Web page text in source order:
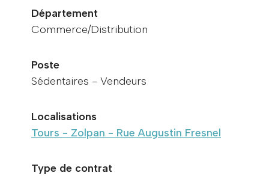
Département
Commerce/Distribution
Poste
Sédentaires - Vendeurs
Localisations
Tours - Zolpan - Rue Augustin Fresnel
Type de contrat